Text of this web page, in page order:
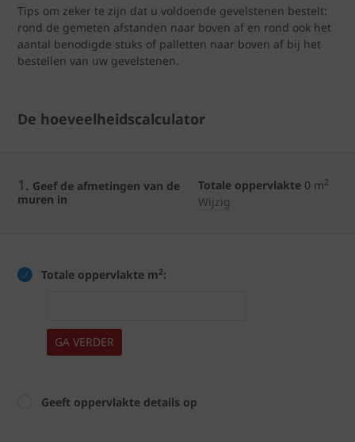
Tips om zeker te zijn dat u voldoende gevelstenen bestelt:
rond de gemeten afstanden naar boven af en rond ook het
aantal benodigde stuks of palletten naar boven af bij het
bestellen van uw gevelstenen.
De hoeveelheidscalculator
1. Geef de afmetingen van de
muren in
Totale oppervlakte 0 m2
Wijzig
Totale oppervlakte m2:
GA VERDER
Geeft oppervlakte details op